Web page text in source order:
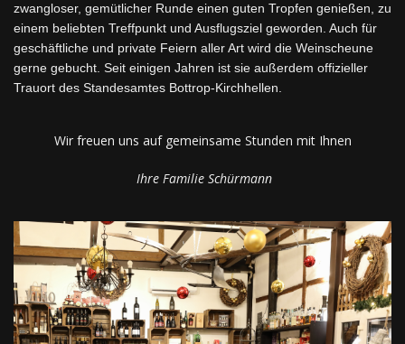
zwangloser, gemütlicher Runde einen guten Tropfen genießen, zu
einem beliebten Treffpunkt und Ausflugsziel geworden. Auch für
geschäftliche und private Feiern aller Art wird die Weinscheune
gerne gebucht. Seit einigen Jahren ist sie außerdem offizieller
Trauort des Standesamtes Bottrop-Kirchhellen.
Wir freuen uns auf gemeinsame Stunden mit Ihnen
Ihre Familie Schürmann